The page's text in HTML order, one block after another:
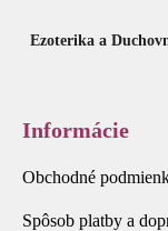
Ezoterika a
Informácie
Obchodné
Spôsob platby a